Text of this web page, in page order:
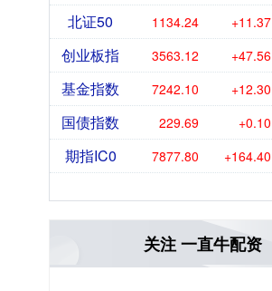
北证50 1134.24 +11.37
创业板指 3563.12 +47.56
基金指数 7242.10 +12.30
国债指数 229.69 +0.10
期指IC0 7877.80 +164.40
关注 一直牛配资